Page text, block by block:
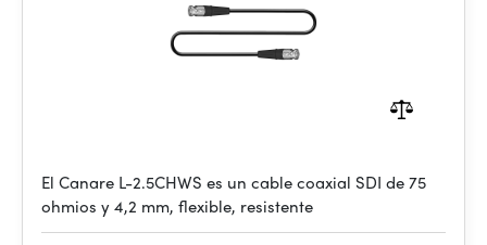
El Canare L-2.5CHWS es un cable coaxial SDI de 75
ohmios y 4,2 mm, flexible, resistente